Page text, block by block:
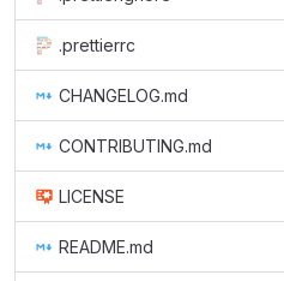
.prettierrc
CHANGELOG.md
CONTRIBUTING.md
LICENSE
README.md